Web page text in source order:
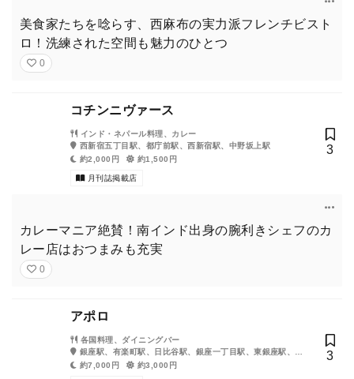
美食家たちを唸らす、西麻布の実力派フレンチビスト
ロ！洗練された空間も魅力のひとつ
0
コチンニヴァース
インド・ネパール料理、カレー
西新宿五丁目駅、都庁前駅、西新宿駅、中野坂上駅
約2,000円
約1,500円
月刊誌掲載店
3
カレーマニア絶賛！南インド出身の腕利きシェフのカ
レー店はおつまみも充実
0
アポロ
各国料理、ダイニングバー
銀座駅、有楽町駅、日比谷駅、銀座一丁目駅、東銀座駅、内
幸町駅約7,000円 約3,000円
3